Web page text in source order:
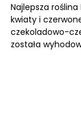
Najlepsza
kwiaty i
czekoladowo-
została